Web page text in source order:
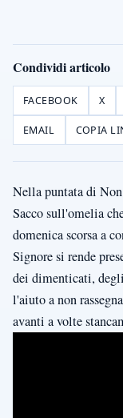
Condividi articolo
FACEBOOK X
EMAIL COPIA
Nella puntata di
Sacco sull'omelia
domenica scorsa a
Signore si rende
dei dimenticati,
l'aiuto a non
avanti a volte